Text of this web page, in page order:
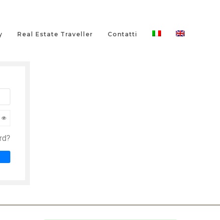
Real Estate Traveller Contatti